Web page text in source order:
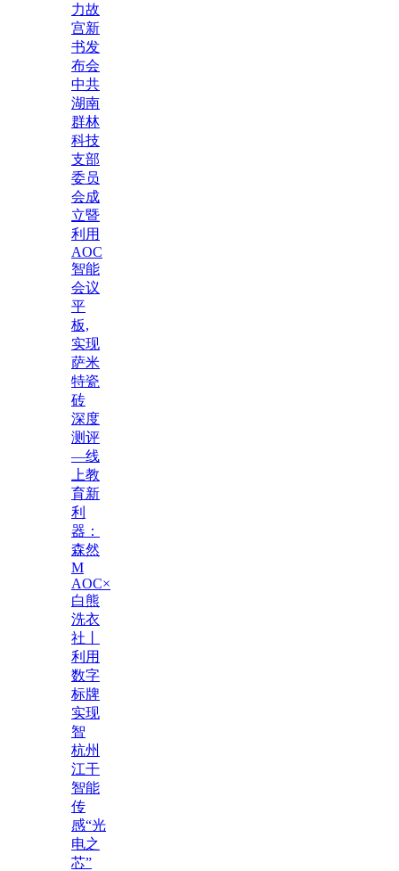
力故
宫新
书发
布会
中共
湖南
群林
科技
支部
委员
会成
立暨
利用
AOC
智能
会议
平
板,
实现
萨米
特瓷
砖
深度
测评
—线
上教
育新
利
器：
森然
M
AOC×
白熊
洗衣
社丨
利用
数字
标牌
实现
智
杭州
江干
智能
传
感“光
电之
芯”